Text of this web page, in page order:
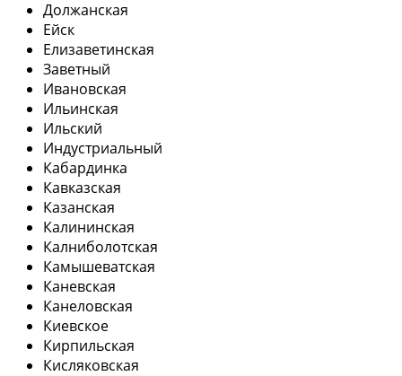
Должанская
Ейск
Елизаветинская
Заветный
Ивановская
Ильинская
Ильский
Индустриальный
Кабардинка
Кавказская
Казанская
Калининская
Калниболотская
Камышеватская
Каневская
Канеловская
Киевское
Кирпильская
Кисляковская